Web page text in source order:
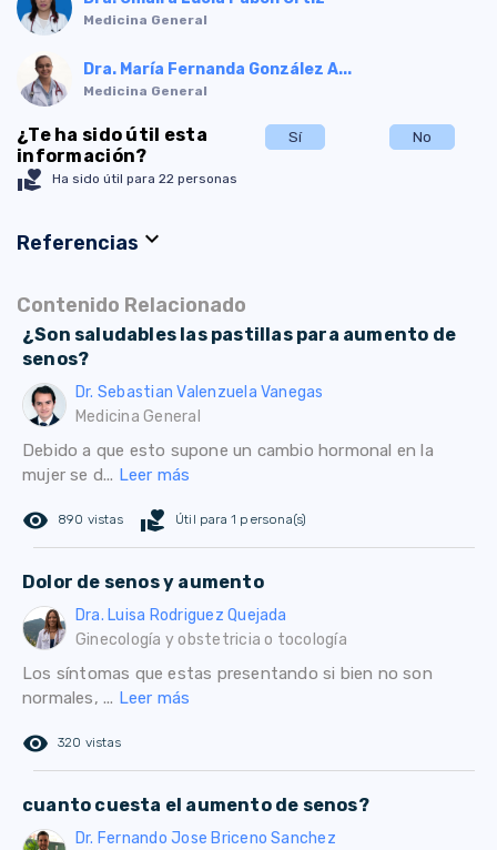
Medicina General
Dra. María Fernanda González A...
Medicina General
¿Te ha sido útil esta
información?
Sí No
volunteer_activism Ha sido útil para 22 personas
Referencias expand_more
Contenido Relacionado
¿Son saludables las pastillas para aumento de
senos?
Dr. Sebastian Valenzuela Vanegas
Medicina General
Debido a que esto supone un cambio hormonal en la
mujer se d... Leer más
remove_red_eye 890 vistas volunteer_activism Útil para 1 persona(s)
Dolor de senos y aumento
Dra. Luisa Rodriguez Quejada
Ginecología y obstetricia o tocología
Los síntomas que estas presentando si bien no son
normales, ... Leer más
remove_red_eye 320 vistas
cuanto cuesta el aumento de senos?
Dr. Fernando Jose Briceno Sanchez